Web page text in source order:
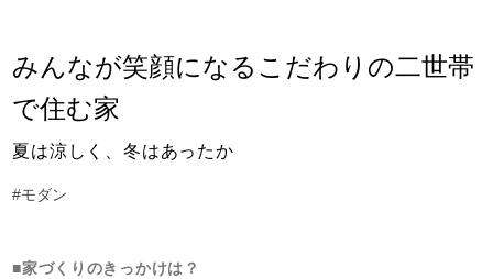
みんなが笑顔になるこだわりの二世帯
で住む家
夏は涼しく、冬はあったか
#モダン
■家づくりのきっかけは？